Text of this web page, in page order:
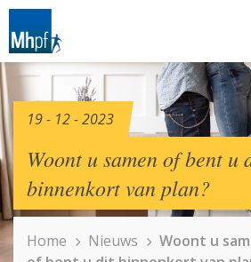
19 - 12 - 2023
Woont u samen of bent u
binnenkort van plan?
Home Nieuws
Woont u